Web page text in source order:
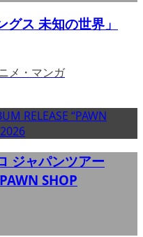
ス 未知の世界」
メ・マンガ
ジャパンツアー
SHOP